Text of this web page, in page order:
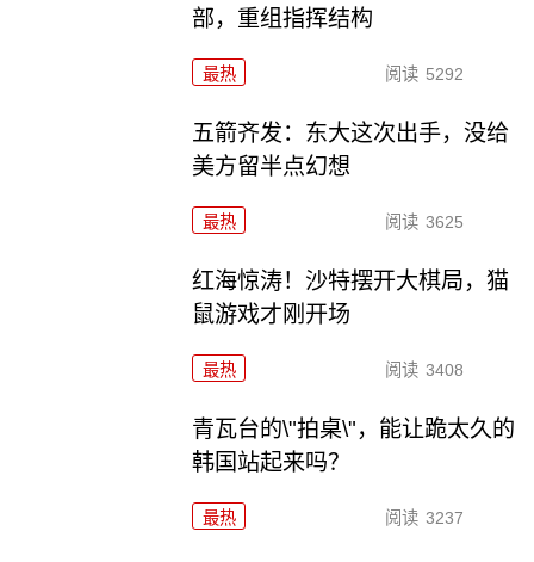
部，重组指挥结构
最热 阅读 5292
五箭齐发：东大这次出手，没给
美方留半点幻想
最热 阅读 3625
红海惊涛！沙特摆开大棋局，猫
鼠游戏才刚开场
最热 阅读 3408
青瓦台的\"拍桌\"，能让跪太久的
韩国站起来吗？
最热 阅读 3237